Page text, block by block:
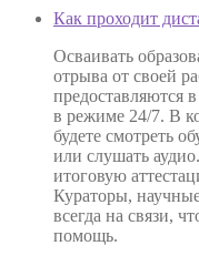
Как проходит
Осваивать
отрыва от своей
предоставляются
в режиме 24/7. В
будете смотреть
или слушать
итоговую
Кураторы,
всегда на связи,
помощь.